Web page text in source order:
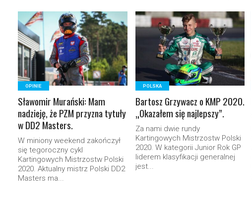
READ MORE
OPINIE
Sławomir Murański: Mam
nadzieję, że PZM przyzna tytuły
w DD2 Masters.
W miniony weekend zakończył
się tegoroczny cykl
Kartingowych Mistrzostw Polski
2020. Aktualny mistrz Polski DD2
Masters ma...
READ MORE
POLSKA
Bartosz Grzywacz o KMP 2020.
„Okazałem się najlepszy”.
Za nami dwie rundy
Kartingowych Mistrzostw Polski
2020. W kategorii Junior Rok GP
liderem klasyfikacji generalnej
jest...